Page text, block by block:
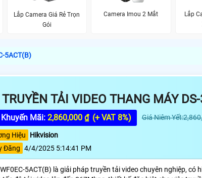
Lắp Camera Giá Rẻ Trọn
Gói
Camera Imou 2 Mắt
Lắp
5ACT(B)
TRUYỀN TẢI VIDEO THANG MÁY
Khuyến Mãi: 2,860,000 ₫ (+ VAT 8%) Giá Niêm
Hiệu
Hikvision
Đăng 4/4/2025 5:14:41 PM
5ACT(B) là giải pháp truyền tải video chuyên nghiệp,